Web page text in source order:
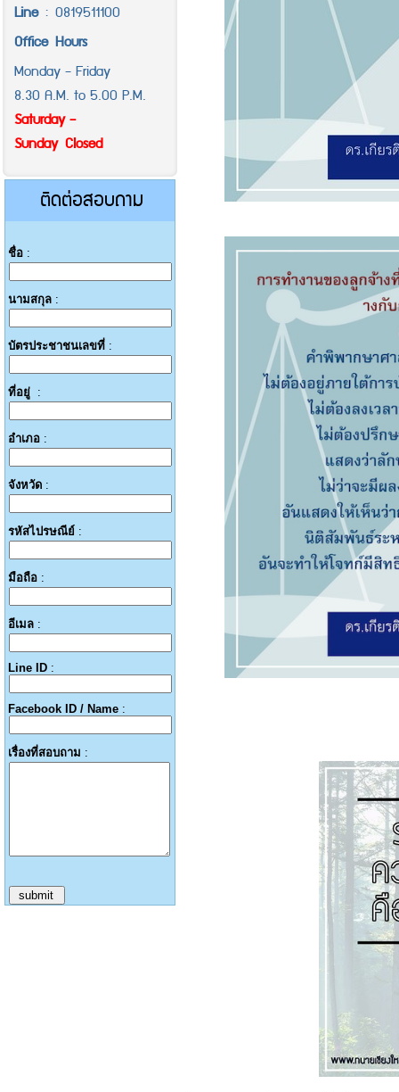
Line: 0819511100
Office Hours
Monday - Friday
8.30 A.M. to 5.00 P.M.
Saturday -
Sunday Closed
ติดต่อสอบถาม
ชื่อ :
นามสกุล :
บัตรประชาชนเลขที่ :
ที่อยู่ :
อำเภอ :
จังหวัด :
รหัสไปรษณีย์ :
มือถือ :
อีเมล :
Line ID :
Facebook ID / Name :
เรื่องที่สอบถาม :